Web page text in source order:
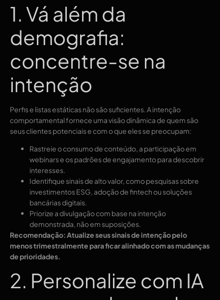
1. Vá além da
demografia:
concentre-se na
intenção
Perfis e listas estáticas não são suficientes. A intenção
comportamental fornece uma visão dinâmica de quem são
seus clientes potenciais e com o que eles se preocupam:
Rastreie o consumo de conteúdo, a participação em
webinars e os padrões de engajamento para descobrir
interesses.
Identifique sinais de alto valor, como pesquisas sobre
investimentos ESG, adoção de fintech ou soluções
bancárias digitais.
Priorize a divulgação com base na intenção
demonstrada, não em suposições.
Recomendação: Atualize seus sinais de intenção pelo
menos trimestralmente para ficar alinhado com as mudanças
de prioridades.
2. Personalize com IA